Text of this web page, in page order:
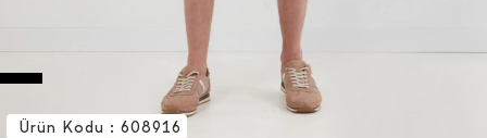
Ürün Kodu : 608916